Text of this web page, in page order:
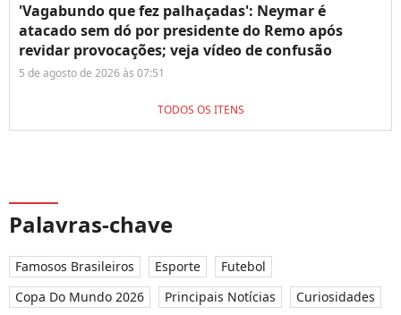
'Vagabundo que fez palhaçadas': Neymar é
atacado sem dó por presidente do Remo após
revidar provocações; veja vídeo de confusão
5 de agosto de 2026 às 07:51
TODOS OS ITENS
Palavras-chave
Famosos Brasileiros Esporte
Futebol
Copa Do Mundo 2026
Principais Notícias
Curiosidades